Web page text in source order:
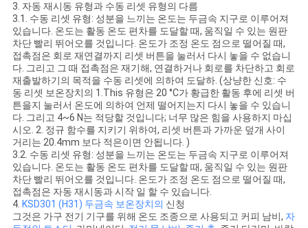
3. 자동 재시동 유형과 수동 리셋 유형의 다름
3.1. 수동 리셋 유형: 성분을 느끼는 온도는 두금속 지구로 이루어져
있습니다. 온도는 활동 온도 편차를 도달할 때, 움직일 수 있는 원판
차단 빨리 뛰어오를 것입니다. 온도가 조정 온도 점으로 떨어질 때,
접촉점은 회로 재연결까지 리셋 버튼을 눌러서 다시 놓을 수 없습니
다. 그리고 그 때 접촉점은 재기해, 연결하거나 회로를 차단하고 회로
재출발하기의 목적을 수동 리셋에 의하여 도달하. (상냥한 신호: 수
동 리셋 보온장치의 1.This 유형은 20 °C가 황급한 활동 후에 리셋 버
튼을지 눌러서 온도에 의하여 언제 떨어지는지 다시 놓을 수 있습니
다. 그리고 4~6 N는 적당할 것입니다; 너무 많은 힘을 사용하지 마십
시오. 2. 정규 함수를 지키기 위하여, 리셋 버튼과 가까운 덮개 사이
거리는 20.4mm 보다 적은이면 안됩니다. )
3.2. 수동 리셋 유형: 성분을 느끼는 온도는 두금속 지구로 이루어져
있습니다. 온도는 활동 온도 편차를 도달할 때, 움직일 수 있는 원판
차단 빨리 뛰어오를 것입니다. 온도가 조정 온도 점으로 떨어질 때,
접촉점은 자동 재시동과 시작 일 할 수 있습니다.
4. KSD301 (H31) 두금속 보온장치의 신청
그것은 가구 전기 기구를 위해 온도 조종으로 사용되고 커피 남비, 자